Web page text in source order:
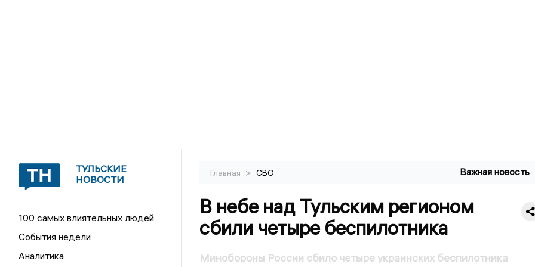
ТУЛЬСКИЕ
НОВОСТИ
100 самых влиятельных людей
События недели
Аналитика
Главная > СВО Важная новость
В небе над Тульским регионом
сбили четыре беспилотника
Минобороны России сбило четыре украинских беспилотника